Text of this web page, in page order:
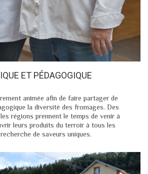
ET PÉDAGOGIQUE
animée afin de faire partager de
la diversité des fromages. Des
régions prennent le temps de venir à
leurs produits du terroir à tous les
de saveurs uniques.